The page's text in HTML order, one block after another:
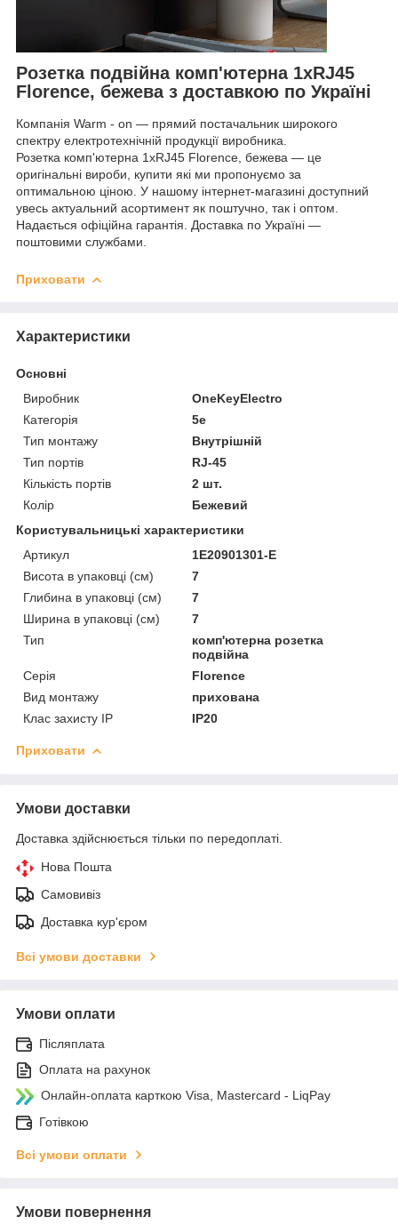
Розетка подвійна комп'ютерна 1xRJ45
Florence, бежева з доставкою по Україні
Компанія Warm - on — прямий постачальник широкого
спектру електротехнічній продукції виробника.
Розетка комп'ютерна 1xRJ45 Florence, бежева — це
оригінальні вироби, купити які ми пропонуємо за
оптимальною ціною. У нашому інтернет-магазині доступний
увесь актуальний асортимент як поштучно, так і оптом.
Надається офіційна гарантія. Доставка по Україні —
поштовими службами.
Приховати
Характеристики
Основні
Виробник
OneKeyElectro
Категорія
5e
Тип монтажу
Внутрішній
Тип портів
RJ-45
Кількість портів
2 шт.
Колір
Бежевий
Користувальницькі характеристики
Артикул
1Е20901301-Е
Висота в упаковці (см)
7
Глибина в упаковці (см)
7
Ширина в упаковці (см)
7
Тип
комп'ютерна розетка
подвійна
Серія
Florence
Вид монтажу
прихована
Клас захисту IP
IP20
Приховати
Умови доставки
Доставка здійснюється тільки по передоплаті.
Нова Пошта
Самовивіз
Доставка кур'єром
Всі умови доставки
Умови оплати
Післяплата
Оплата на рахунок
Онлайн-оплата карткою Visa, Mastercard - LiqPay
Готівкою
Всі умови оплати
Умови повернення